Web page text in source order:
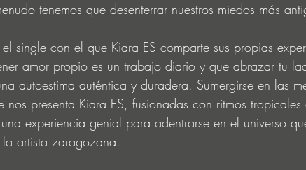
tenemos que desenterrar nuestros miedos más
el single con el que Kiara ES comparte sus propias
amor propio es un trabajo diario y que abrazar tu
autoestima auténtica y duradera. Sumergirse en las
nos presenta Kiara ES, fusionadas con ritmos
experiencia genial para adentrarse en el universo
artista zaragozana.